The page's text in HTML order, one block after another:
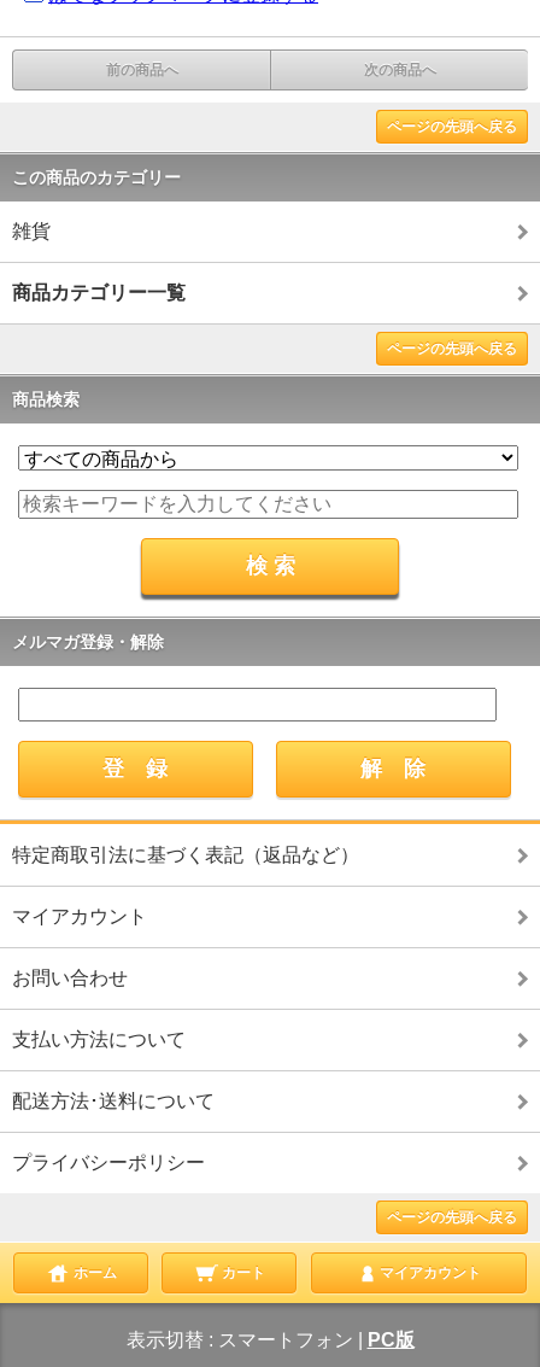
前の商品へ 次の商品へ
ページの先頭へ戻る
この商品のカテゴリー
雑貨
商品カテゴリー一覧
ページの先頭へ戻る
商品検索
メルマガ登録・解除
特定商取引法に基づく表記（返品など）
マイアカウント
お問い合わせ
支払い方法について
配送方法･送料について
プライバシーポリシー
ページの先頭へ戻る
ホーム カート マイアカウント
表示切替 : スマートフォン PC版